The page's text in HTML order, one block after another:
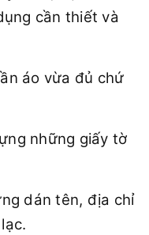
cần thiết và
áo vừa đủ chứ
những giấy tờ
dán tên, địa chỉ